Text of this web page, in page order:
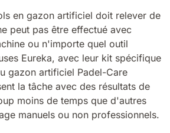
mm 3645 m²/h
mm 18840 m²/h
mm 29400 m²/h
en gazon artificiel doit relever de
peut pas être effectué avec
ou n'importe quel outil
Eureka, avec leur kit spécifique
gazon artificiel Padel-Care
la tâche avec des résultats de
moins de temps que d'autres
manuels ou non professionnels.